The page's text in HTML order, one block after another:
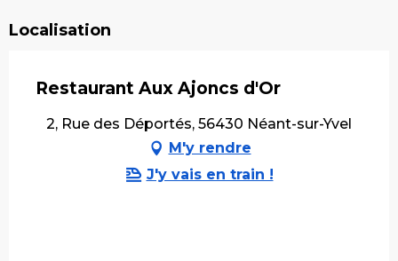
Localisation
Restaurant Aux Ajoncs d'Or
2, Rue des Déportés, 56430 Néant-sur-Yvel
M'y rendre
J'y vais en train !